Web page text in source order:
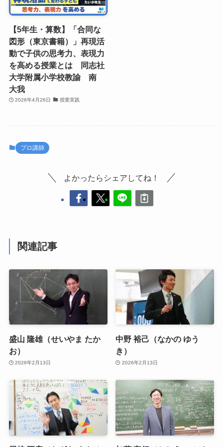
【5年生・算数】「合同な
図形（東京書籍）」再現活
動で子供の思考力、表現力
を高める授業とは 同志社
大学附属小学校教諭 南
大我
2026年4月26日 授業実践
プロ講師
よかったらシェアしてね！
関連記事
盛山 隆雄（せいやま たか
お）
2026年2月13日
中野 裕己（なかの ゆう
き）
2026年2月13日